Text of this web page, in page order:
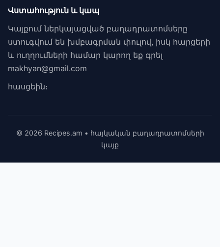
Վստահություն և կապ
Կայքում ներկայացված բաղադրատոմսերը
ստուգվում են խմբագրման փուլով, իսկ հարցերի
և ուղղումների համար կարող եք գրել
makhyan@gmail.com
հասցեին։
© 2026 Recipes.am • հայկական բաղադրատոմսերի
կայք